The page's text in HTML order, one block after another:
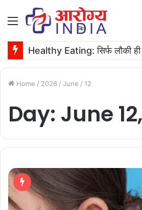
Menu
Home / 2026 / June / 12
Day: June